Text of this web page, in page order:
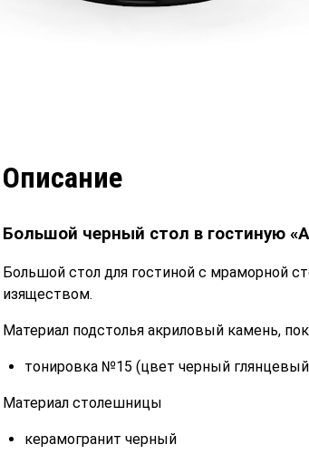
Описание
Большой черный стол в гостиную
Большой стол для гостиной с мраморной
изяществом.
Материал подстолья акриловый камень,
тонировка №15 (цвет черный
Материал столешницы
керамогранит черный